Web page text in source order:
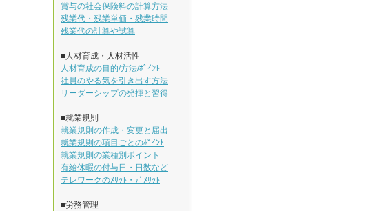
賞与の社会保険料の計算方法
残業代・残業単価・残業時間
残業代の計算や試算
■人材育成・人材活性
人材育成の目的/方法/ﾎﾟｲﾝﾄ
社員のやる気を引き出す方法
リーダーシップの発揮と習得
■就業規則
就業規則の作成・変更と届出
就業規則の項目ごとのﾎﾟｲﾝﾄ
就業規則の業種別ポイント
有給休暇の付与日・日数など
テレワークのﾒﾘｯﾄ・ﾃﾞﾒﾘｯﾄ
■労務管理